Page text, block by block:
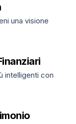
una visione
intelligenti con